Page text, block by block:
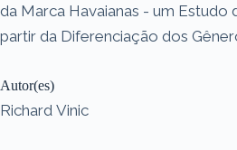
da Marca Havaianas - um Estudo
partir da Diferenciação dos
Autor(es)
Richard Vinic